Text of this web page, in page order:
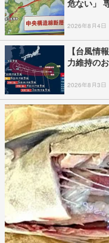
危ない」
2026年8月4日
【台風情
力維持の
2026年8月3日